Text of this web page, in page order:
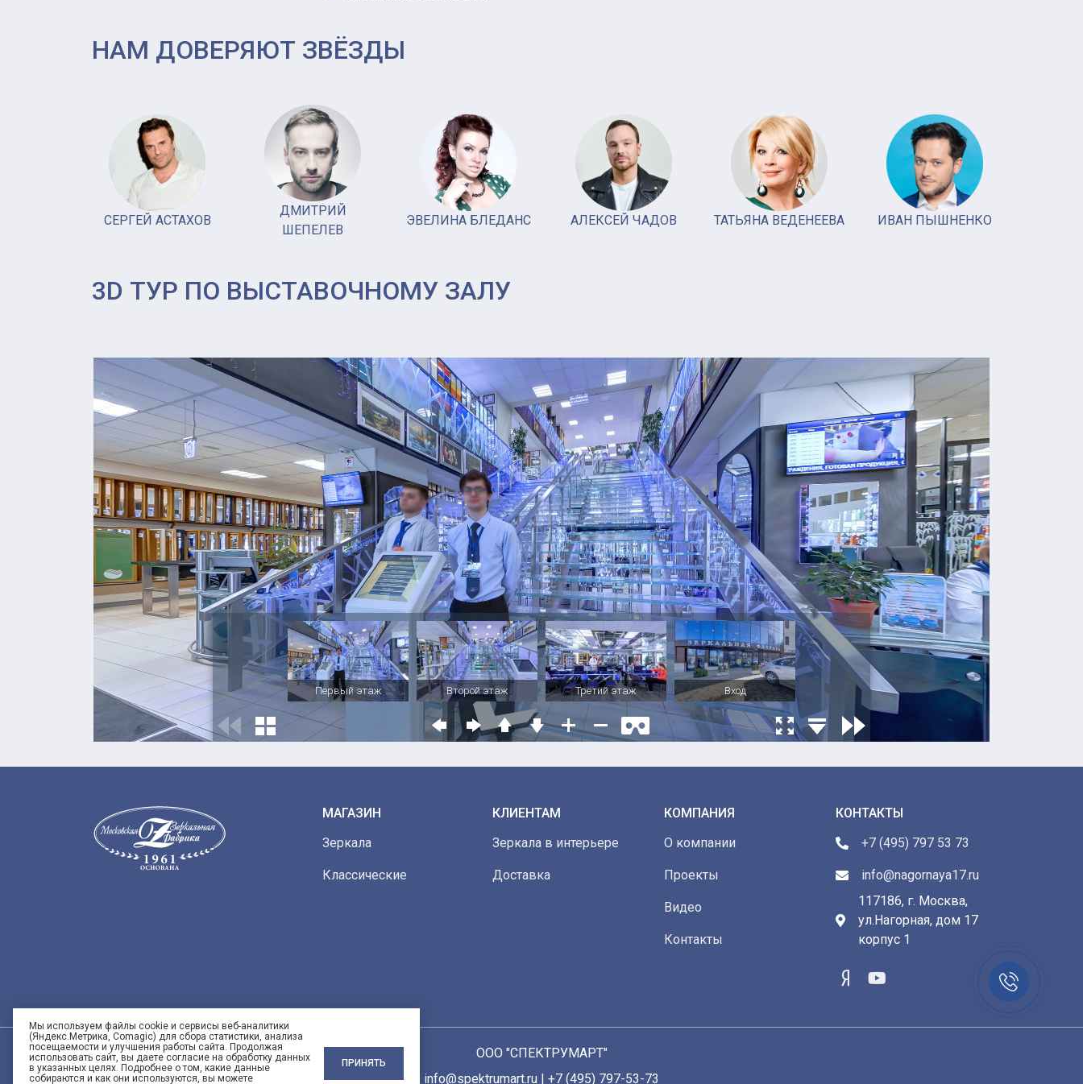
НАМ ДОВЕРЯЮТ ЗВЁЗДЫ
СЕРГЕЙ АСТАХОВ
ДМИТРИЙ
ШЕПЕЛЕВ
ЭВЕЛИНА БЛЕДАНС АЛЕКСЕЙ ЧАДОВ ТАТЬЯНА ВЕДЕНЕЕВА ИВАН ПЫШНЕНКО
3D ТУР ПО ВЫСТАВОЧНОМУ ЗАЛУ
Мы используем файлы cookie и сервисы веб-аналитики
(Яндекс.Метрика, Comagic) для сбора статистики, анализа
посещаемости и улучшения работы сайта. Продолжая
использовать сайт, вы даете согласие на обработку данных
в указанных целях. Подробнее о том, какие данные
собираются и как они используются, вы можете
ПРИНЯТЬ
МАГАЗИН
Зеркала
Классические
КЛИЕНТАМ
Зеркала в интерьере
Доставка
КОМПАНИЯ
О компании
Проекты
Видео
Контакты
КОНТАКТЫ
+7 (495) 797 53 73
info@nagornaya17.ru
117186, г. Москва,
ул.Нагорная, дом 17
корпус 1
ООО "СПЕКТРУМАРТ"
info@spektrumart.ru | +7 (495) 797-53-73
Заказать
звонок